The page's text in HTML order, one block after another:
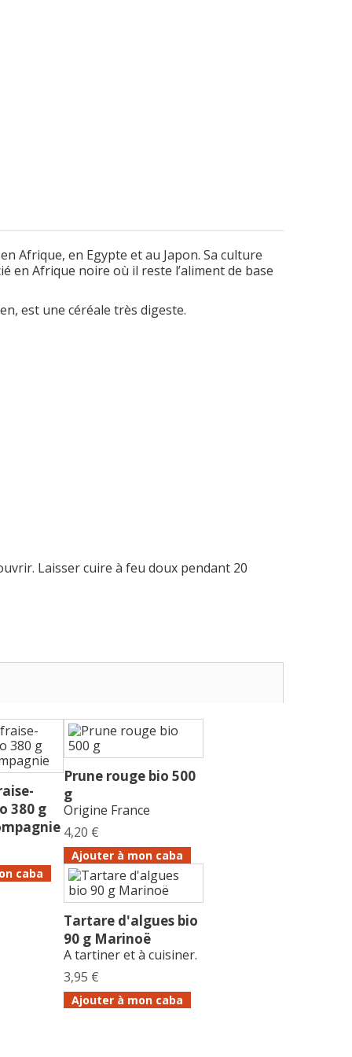
Afrique, en Egypte et au Japon. Sa culture
en Afrique noire où il reste l’aliment de base
est une céréale très digeste.
Laisser cuire à feu doux pendant 20
380 g
caba
Prune rouge bio 500
g
Origine France
4,20 €
Ajouter à mon caba
Tartare d'algues bio
90 g Marinoë
A tartiner et à cuisiner.
3,95 €
Ajouter à mon caba